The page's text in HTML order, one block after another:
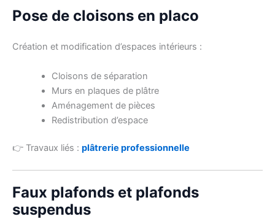
Pose de cloisons en placo
Création et modification d’espaces intérieurs :
Cloisons de séparation
Murs en plaques de plâtre
Aménagement de pièces
Redistribution d’espace
👉 Travaux liés : plâtrerie professionnelle
Faux plafonds et plafonds
suspendus